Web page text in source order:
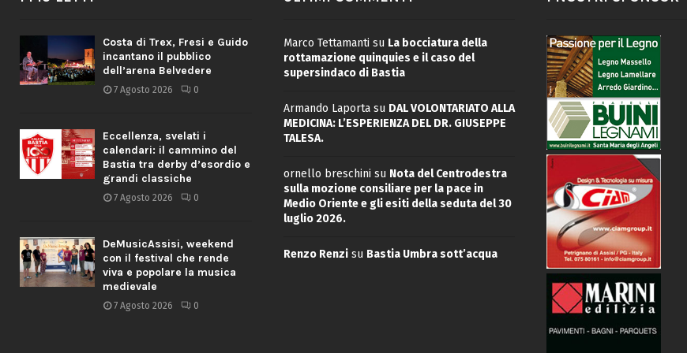
Costa di Trex, Fresi e Guido
incantano il pubblico
dell’arena Belvedere
7 Agosto 2026 0
Eccellenza, svelati i
calendari: il cammino del
Bastia tra derby d’esordio e
grandi classiche
7 Agosto 2026 0
DeMusicAssisi, weekend
con il festival che rende
viva e popolare la musica
medievale
7 Agosto 2026 0
Marco Tettamanti su La bocciatura della
rottamazione quinquies e il caso del
supersindaco di Bastia
Armando Laportasu DAL VOLONTARIATO ALLA
MEDICINA: L’ESPERIENZA DEL DR. GIUSEPPE
TALESA.
ornello breschini su Nota del Centrodestra
sulla mozione consiliare per la pace in
Medio Oriente e gli esiti della seduta del 30
luglio 2026.
Renzo Renzisu Bastia Umbra sott’acqua